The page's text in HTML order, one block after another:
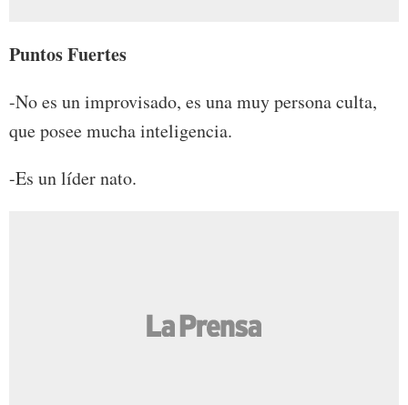
Puntos Fuertes
-No es un improvisado, es una muy persona culta,
que posee mucha inteligencia.
-Es un líder nato.